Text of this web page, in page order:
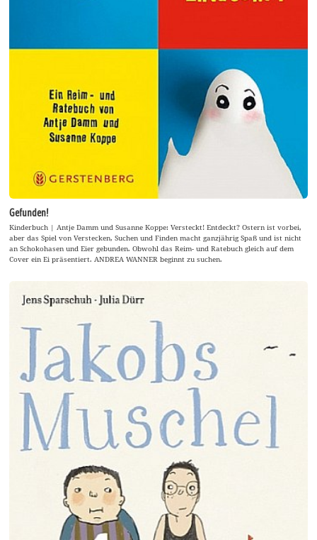
Gefunden!
Kinderbuch | Antje Damm und Susanne Koppe: Versteckt! Entdeckt? Ostern ist vorbei,
aber das Spiel von Verstecken, Suchen und Finden macht ganzjährig Spaß und ist nicht
an Schokohasen und Eier gebunden. Obwohl das Reim- und Ratebuch gleich auf dem
Cover ein Ei präsentiert. ANDREA WANNER beginnt zu suchen.